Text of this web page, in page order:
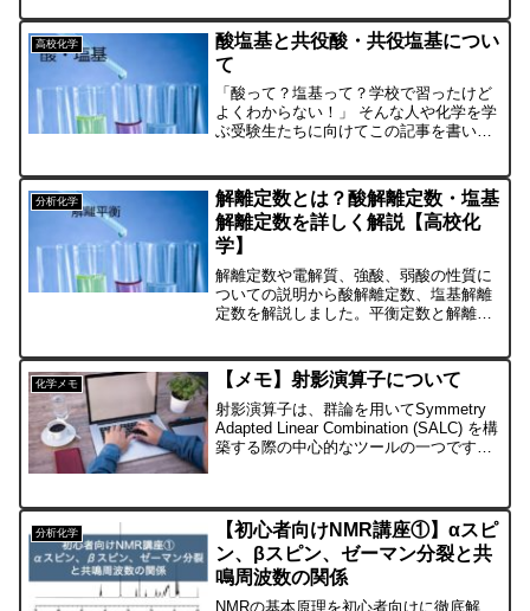
クボルタンメトリー（CV）とはサイクリ
ックボルタンメトリーを...
高校化学
酸塩基と共役酸・共役塩基につい
て
「酸って？塩基って？学校で習ったけど
よくわからない！」 そんな人や化学を学
ぶ受験生たちに向けてこの記事を書いて
塩基を解説していきます！酸塩基とは？
一言で表すと酸・塩基...
分析化学
解離定数とは？酸解離定数・塩基
解離定数を詳しく解説【高校化
学】
解離定数や電解質、強酸、弱酸の性質に
ついての説明から酸解離定数、塩基解離
定数を解説しました。平衡定数と解離定
す。
化学メモ 【メモ】射影演算子について
射影演算子は、群論を用いてSymmetry
Adapted Linear Combination (SALC) を構
築する際の中心的なツールの一つです。
す。以下に、射影演...
分析化学
【初心者向けNMR講座①】αスピ
ン、βスピン、ゼーマン分裂と共
鳴周波数の関係
NMRの基本原理を初心者向けに徹底解